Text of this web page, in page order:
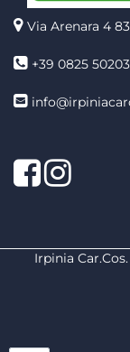
Via Arenara 4
+39 0825
FacebookInstagram
Irpinia